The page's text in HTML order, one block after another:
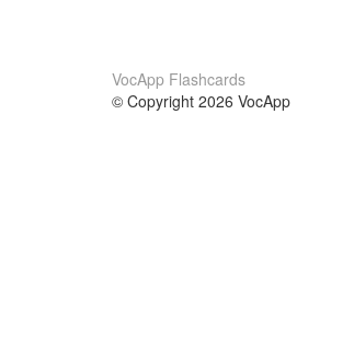
VocApp Flashcards
© Copyright 2026 VocApp